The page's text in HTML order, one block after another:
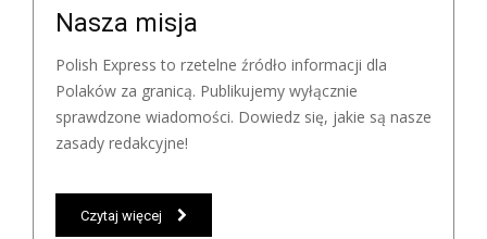
Nasza misja
Polish Express to rzetelne źródło informacji dla
Polaków za granicą. Publikujemy wyłącznie
sprawdzone wiadomości. Dowiedz się, jakie są nasze
zasady redakcyjne!
Czytaj więcej